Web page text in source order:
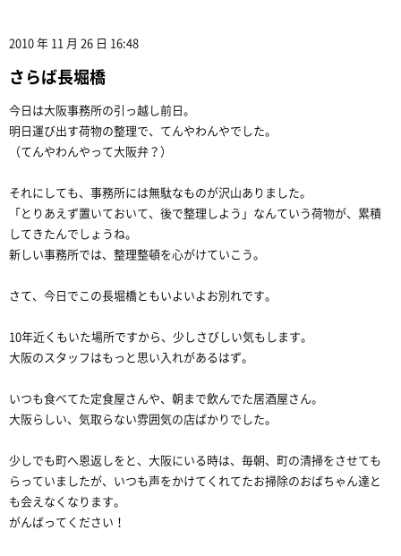
2010 年 11 月 26 日 16:48
さらば長堀橋
今日は大阪事務所の引っ越し前日。
明日運び出す荷物の整理で、てんやわんやでした。
（てんやわんやって大阪弁？）
それにしても、事務所には無駄なものが沢山ありました。
「とりあえず置いておいて、後で整理しよう」なんていう荷物が、累積
してきたんでしょうね。
新しい事務所では、整理整頓を心がけていこう。
さて、今日でこの長堀橋ともいよいよお別れです。
10年近くもいた場所ですから、少しさびしい気もします。
大阪のスタッフはもっと思い入れがあるはず。
いつも食べてた定食屋さんや、朝まで飲んでた居酒屋さん。
大阪らしい、気取らない雰囲気の店ばかりでした。
少しでも町へ恩返しをと、大阪にいる時は、毎朝、町の清掃をさせても
らっていましたが、いつも声をかけてくれてたお掃除のおばちゃん達と
も会えなくなります。
がんばってください！